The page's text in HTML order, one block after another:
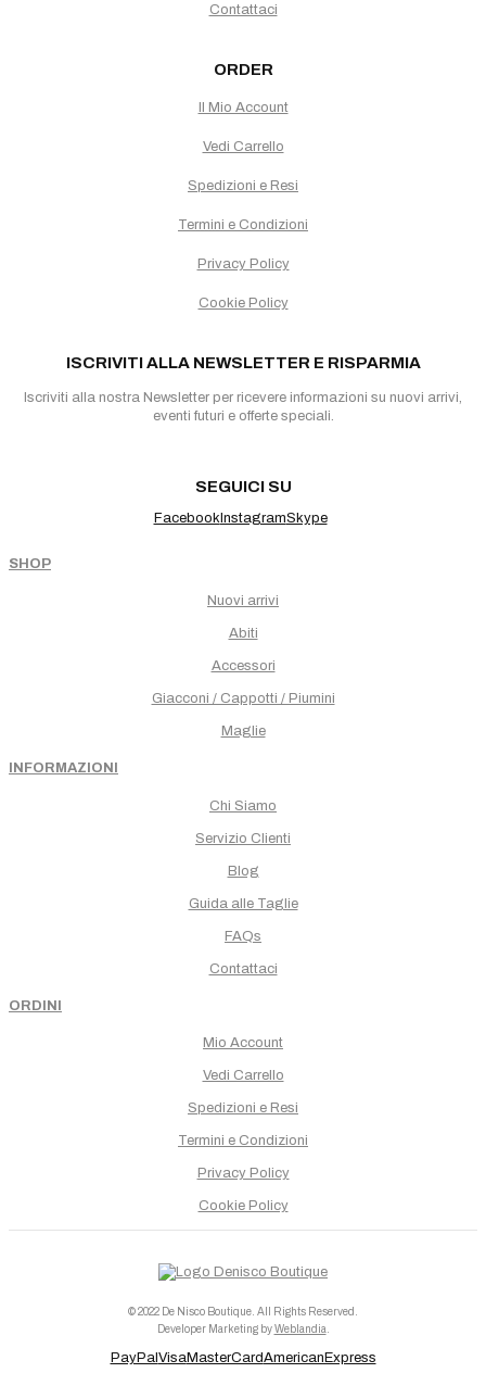
Contattaci
ORDER
Il Mio Account
Vedi Carrello
Spedizioni e Resi
Termini e Condizioni
Privacy Policy
Cookie Policy
ISCRIVITI ALLA NEWSLETTER E RISPARMIA
Iscriviti alla nostra Newsletter per ricevere informazioni su nuovi arrivi,
eventi futuri e offerte speciali.
SEGUICI SU
FacebookInstagramSkype
SHOP
Nuovi arrivi
Abiti
Accessori
Giacconi / Cappotti / Piumini
Maglie
INFORMAZIONI
Chi Siamo
Servizio Clienti
Blog
Guida alle Taglie
FAQs
Contattaci
ORDINI
Mio Account
Vedi Carrello
Spedizioni e Resi
Termini e Condizioni
Privacy Policy
Cookie Policy
© 2022 De Nisco Boutique. All Rights Reserved.
Developer Marketing byWeblandia
PayPal VisaMasterCardAmericanExpress